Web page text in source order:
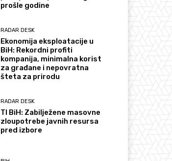
prošle godine
RADAR DESK
Ekonomija eksploatacije u
BiH: Rekordni profiti
kompanija, minimalna korist
za građane i nepovratna
šteta za prirodu
RADAR DESK
TI BiH: Zabilježene masovne
zloupotrebe javnih resursa
pred izbore